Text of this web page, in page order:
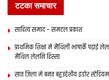
टटका समाचार
साहित्य समाद – समटल प्रकाश
प्राथमिक शि‍क्षा मे मैथि‍ली भाषाकेँ पढ़ाई
मैथिल लेलनि हिस्सा
सात जिला मे बनत बहुउद्देशीय इंडोर